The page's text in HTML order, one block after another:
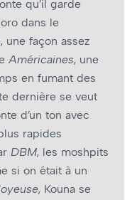
qu’il garde
dans le
une façon assez
Américaines, une
en fumant des
dernière se veut
d’un ton avec
rapides
DBM, les moshpits
si on était à un
, Kouna se